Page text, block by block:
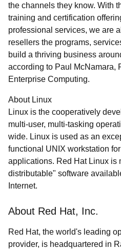
the channels they know. With
training and certification
professional services, we are
resellers the programs,
build a thriving business
according to Paul McNamara,
Enterprise Computing.
About Linux
Linux is the cooperatively
multi-user, multi-tasking
wide. Linux is used as an
functional UNIX workstation
applications. Red Hat Linux is
distributable" software
Internet.
About Red Hat, Inc.
Red Hat, the world's leading
provider, is headquartered in